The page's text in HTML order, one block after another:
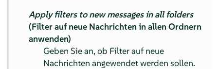
Apply filters to new messages in all folders
(Filter auf neue Nachrichten in allen Ordnern
anwenden)
Geben Sie an, ob Filter auf neue
Nachrichten angewendet werden sollen.